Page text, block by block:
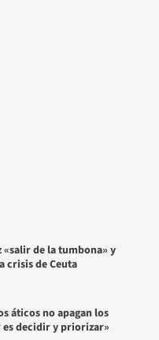
«salir de la tumbona» y
crisis de Ceuta
áticos no apagan los
decidir y priorizar»